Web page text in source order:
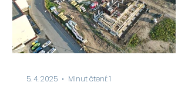
5. 4. 2025 Minut čtení: 1